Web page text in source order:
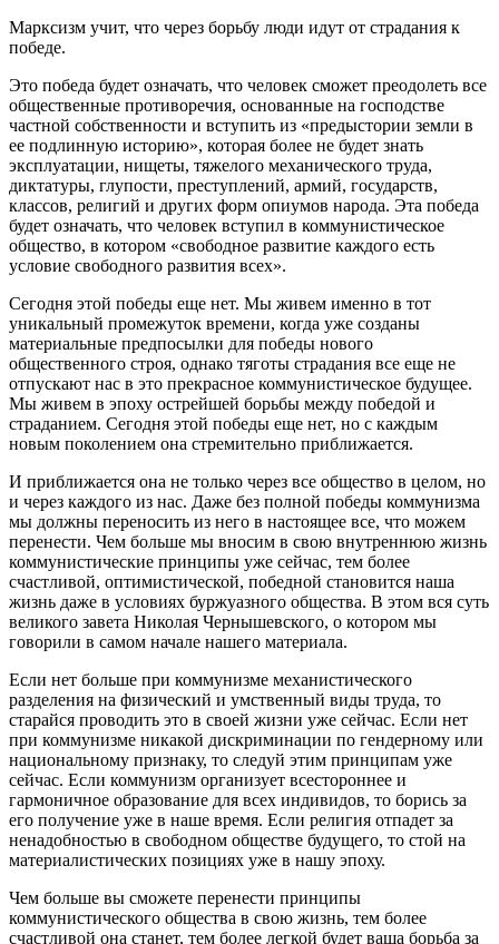
Марксизм учит, что через борьбу люди идут от страдания к
победе.
Это победа будет означать, что человек сможет преодолеть все
общественные противоречия, основанные на господстве
частной собственности и вступить из «предыстории земли в
ее подлинную историю», которая более не будет знать
эксплуатации, нищеты, тяжелого механического труда,
диктатуры, глупости, преступлений, армий, государств,
классов, религий и других форм опиумов народа. Эта победа
будет означать, что человек вступил в коммунистическое
общество, в котором «свободное развитие каждого есть
условие свободного развития всех».
Сегодня этой победы еще нет. Мы живем именно в тот
уникальный промежуток времени, когда уже созданы
материальные предпосылки для победы нового
общественного строя, однако тяготы страдания все еще не
отпускают нас в это прекрасное коммунистическое будущее.
Мы живем в эпоху острейшей борьбы между победой и
страданием. Сегодня этой победы еще нет, но с каждым
новым поколением она стремительно приближается.
И приближается она не только через все общество в целом, но
и через каждого из нас. Даже без полной победы коммунизма
мы должны переносить из него в настоящее все, что можем
перенести. Чем больше мы вносим в свою внутреннюю жизнь
коммунистические принципы уже сейчас, тем более
счастливой, оптимистической, победной становится наша
жизнь даже в условиях буржуазного общества. В этом вся суть
великого завета Николая Чернышевского, о котором мы
говорили в самом начале нашего материала.
Если нет больше при коммунизме механистического
разделения на физический и умственный виды труда, то
старайся проводить это в своей жизни уже сейчас. Если нет
при коммунизме никакой дискриминации по гендерному или
национальному признаку, то следуй этим принципам уже
сейчас. Если коммунизм организует всестороннее и
гармоничное образование для всех индивидов, то борись за
его получение уже в наше время. Если религия отпадет за
ненадобностью в свободном обществе будущего, то стой на
материалистических позициях уже в нашу эпоху.
Чем больше вы сможете перенести принципы
коммунистического общества в свою жизнь, тем более
счастливой она станет, тем более легкой будет ваша борьба за